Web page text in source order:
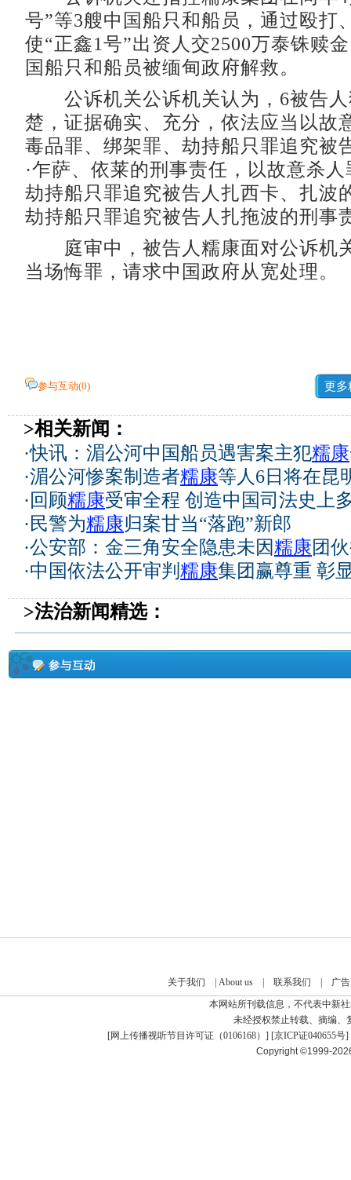
号”等3艘中国船只和船员，通过殴打
使“正鑫1号”出资人交2500万泰铢赎
国船只和船员被缅甸政府解救。
公诉机关公诉机关认为，6被告人
楚，证据确实、充分，依法应当以故
毒品罪、绑架罪、劫持船只罪追究被
·乍萨、依莱的刑事责任，以故意杀
劫持船只罪追究被告人扎西卡、扎波
劫持船只罪追究被告人扎拖波的刑事
庭审中，被告人糯康面对公诉机
当场悔罪，请求中国政府从宽处理。
参与互动(0) 更多
>相关新闻：
·快讯：湄公河中国船员遇害案主犯糯康
·湄公河惨案制造者糯康等人6日将在昆
·回顾糯康受审全程 创造中国司法史上
·民警为糯康归案甘当“落跑”新郎
·公安部：金三角安全隐患未因糯康团
·中国依法公开审判 糯康集团赢尊重 彰
>法治新闻精选：
关于我们 About us| 联系我们
广
本网站所刊载信息，不代表中新
未经授权禁止转载、摘编、
[网上传播视听节目许可证（0106168） ] [京ICP证040655号]
Copyright ©1999-